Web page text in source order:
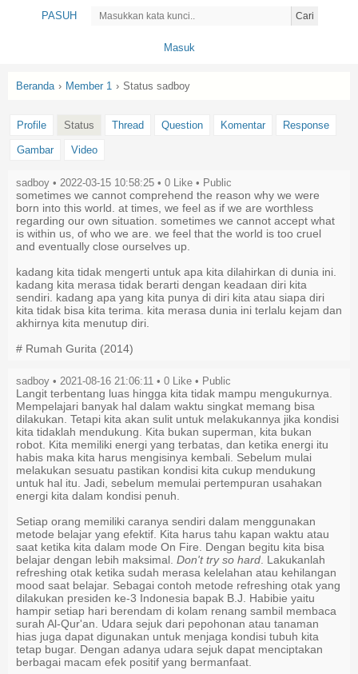
PASUH Cari
Masuk
Beranda › Member 1 › Status sadboy
Profile Status Thread Question Komentar Response
Gambar Video
sadboy • 2022-03-15 10:58:25 • 0 Like • Public
sometimes we cannot comprehend the reason why we were
born into this world. at times, we feel as if we are worthless
regarding our own situation. sometimes we cannot accept what
is within us, of who we are. we feel that the world is too cruel
and eventually close ourselves up.
kadang kita tidak mengerti untuk apa kita dilahirkan di dunia ini.
kadang kita merasa tidak berarti dengan keadaan diri kita
sendiri. kadang apa yang kita punya di diri kita atau siapa diri
kita tidak bisa kita terima. kita merasa dunia ini terlalu kejam dan
akhirnya kita menutup diri.
# Rumah Gurita (2014)
sadboy • 2021-08-16 21:06:11 • 0 Like • Public
Langit terbentang luas hingga kita tidak mampu mengukurnya.
Mempelajari banyak hal dalam waktu singkat memang bisa
dilakukan. Tetapi kita akan sulit untuk melakukannya jika kondisi
kita tidaklah mendukung. Kita bukan superman, kita bukan
robot. Kita memiliki energi yang terbatas, dan ketika energi itu
habis maka kita harus mengisinya kembali. Sebelum mulai
melakukan sesuatu pastikan kondisi kita cukup mendukung
untuk hal itu. Jadi, sebelum memulai pertempuran usahakan
energi kita dalam kondisi penuh.
Setiap orang memiliki caranya sendiri dalam menggunakan
metode belajar yang efektif. Kita harus tahu kapan waktu atau
saat ketika kita dalam mode On Fire. Dengan begitu kita bisa
belajar dengan lebih maksimal. Don't try so hard . Lakukanlah
refreshing otak ketika sudah merasa kelelahan atau kehilangan
mood saat belajar. Sebagai contoh metode refreshing otak yang
dilakukan presiden ke-3 Indonesia bapak B.J. Habibie yaitu
hampir setiap hari berendam di kolam renang sambil membaca
surah Al-Qur'an. Udara sejuk dari pepohonan atau tanaman
hias juga dapat digunakan untuk menjaga kondisi tubuh kita
tetap bugar. Dengan adanya udara sejuk dapat menciptakan
berbagai macam efek positif yang bermanfaat.